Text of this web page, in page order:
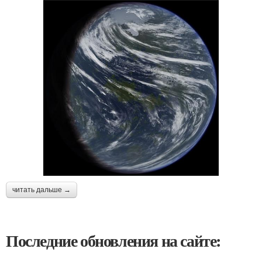
читать дальше →
Последние обновления на сайте: